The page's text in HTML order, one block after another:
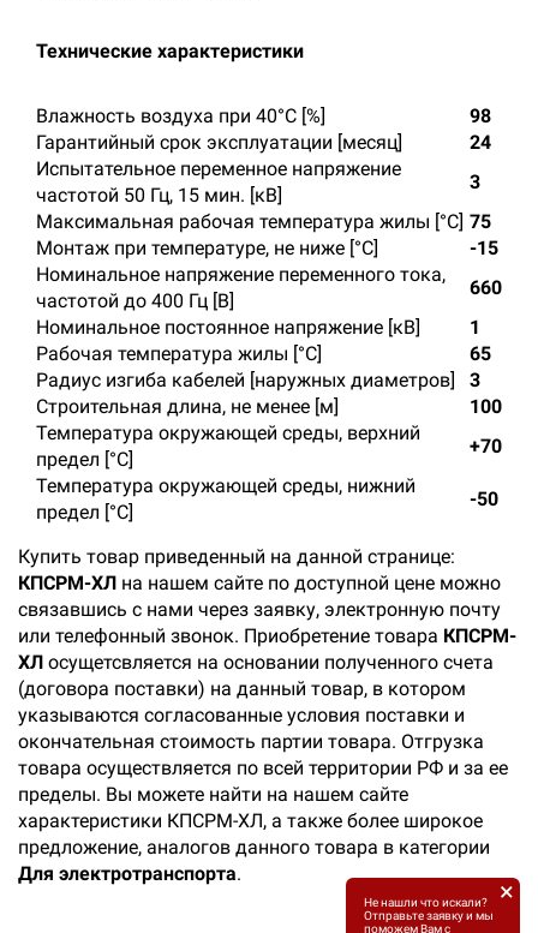
Технические характеристики
Влажность воздуха при 40°С [%]
98
Гарантийный срок эксплуатации [месяц]
24
Испытательное переменное напряжение
частотой 50 Гц, 15 мин. [кВ]
3
Максимальная рабочая температура жилы [°С] 75
Монтаж при температуре, не ниже [°C]
-15
Номинальное напряжение переменного тока,
частотой до 400 Гц [В]
660
Номинальное постоянное напряжение [кВ]
1
Рабочая температура жилы [°С]
65
Радиус изгиба кабелей [наружных диаметров]
3
Строительная длина, не менее [м]
100
Температура окружающей среды, верхний
предел [°C]
+70
Температура окружающей среды, нижний
предел [°C]
-50
Купить товар приведенный на данной странице:
КПСРМ-ХЛ на нашем сайте по доступной цене можно
связавшись с нами через заявку, электронную почту
или телефонный звонок. Приобретение товара КПСРМ-
ХЛ осущетсвляется на основании полученного счета
(договора поставки) на данный товар, в котором
указываются согласованные условия поставки и
окончательная стоимость партии товара. Отгрузка
товара осуществляется по всей территории РФ и за ее
пределы. Вы можете найти на нашем сайте
характеристики КПСРМ-ХЛ, а также более широкое
предложение, аналогов данного товара в категории
Для электротранспорта.
Не нашли что искали?
Отправьте заявку и мы
поможем Вам с
×